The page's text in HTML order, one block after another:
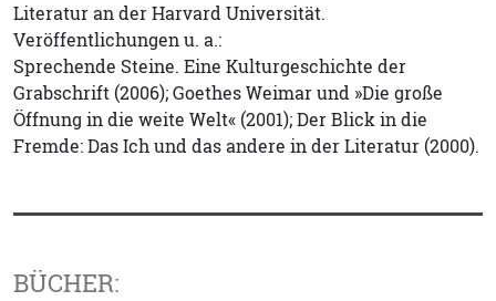
Literatur an der Harvard Universität.
Veröffentlichungen u. a.:
Sprechende Steine. Eine Kulturgeschichte der
Grabschrift (2006); Goethes Weimar und »Die große
Öffnung in die weite Welt« (2001); Der Blick in die
Fremde: Das Ich und das andere in der Literatur (2000).
BÜCHER: